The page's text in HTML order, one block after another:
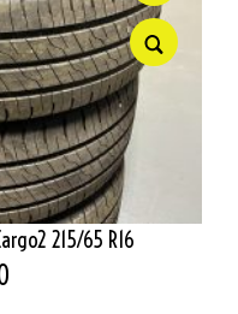
215/65 R16